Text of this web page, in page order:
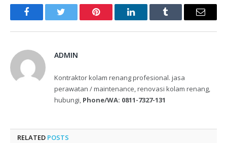
FacebookTwitter Pinterest LinkedInTumblr Email
ADMIN
Kontraktor kolam renang profesional. jasa
perawatan / maintenance, renovasi kolam renang,
hubungi, Phone/WA: 0811-7327-131
RELATED POSTS